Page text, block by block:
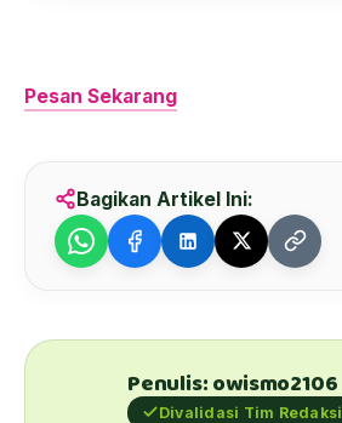
Pesan Sekarang
Bagikan Artikel Ini:
Penulis: owismo2106
Divalidasi Tim Redaksi